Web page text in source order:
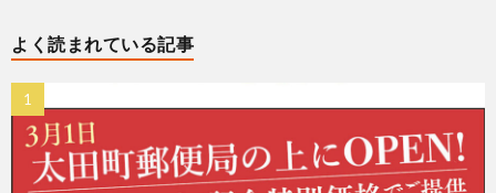
よく読まれている記事